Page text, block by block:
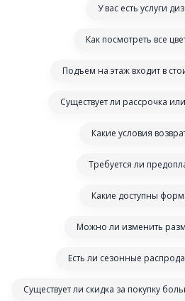
У вас есть услуги
Как посмотреть все
Подъем на этаж входит в
Существует ли рассрочка
Какие условия
Требуется ли
Какие доступны
Можно ли изменить
Есть ли сезонные
Существует ли скидка за покупку